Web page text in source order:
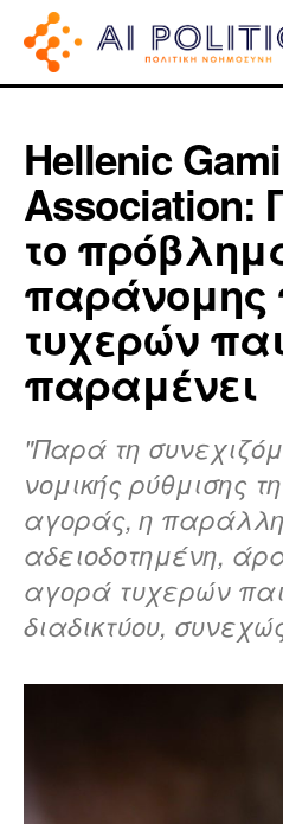
Hellenic
Association:
το
παράνομης
τυχερών
παραμένει
"Παρά τη
νομικής ρύθμισης
αγοράς, η
αδειοδοτημένη,
αγορά τυχερών
διαδικτύου,